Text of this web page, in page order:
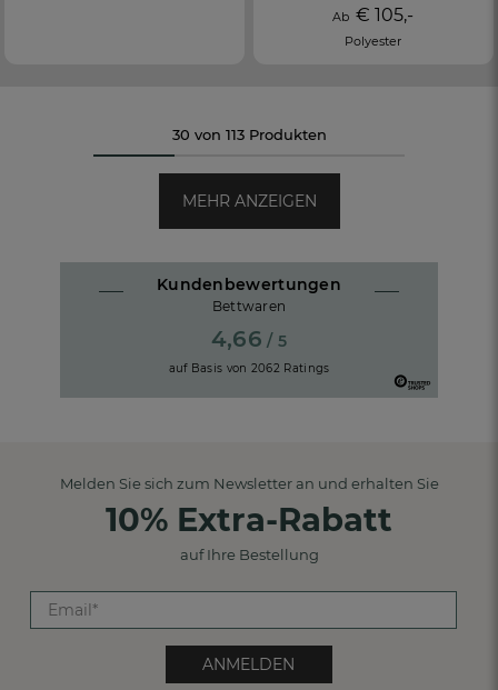
Ab€ 105,-
Polyester
30 von 113 Produkten
MEHR ANZEIGEN
Kundenbewertungen
Bettwaren
4,66 / 5
auf Basis von 2062 Ratings
Melden Sie sich zum Newsletter an und erhalten Sie
10% Extra-Rabatt
auf Ihre Bestellung
ANMELDEN